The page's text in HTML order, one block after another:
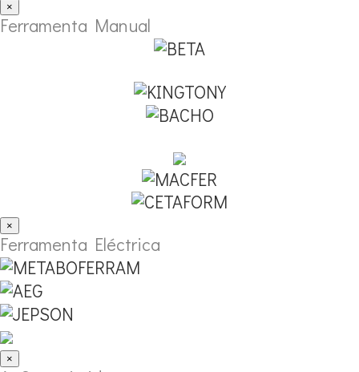
×
Ferramenta Manual
×
Ferramenta Eléctrica
×